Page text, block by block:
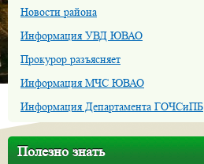
Новости района
Информация УВД ЮВАО
Прокурор разъясняет
Информация МЧС ЮВАО
Информация Департамента ГОЧСиПБ
Полезно знать